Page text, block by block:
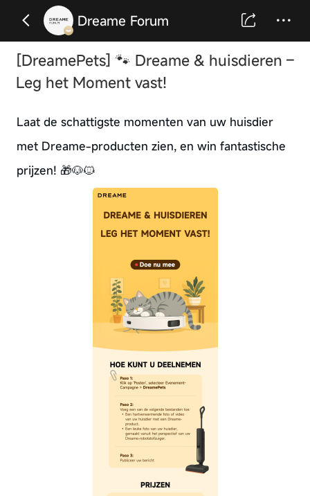
Dreame Forum
[DreamePets] 🐾 Dreame & huisdieren –
Leg het Moment vast!
Laat de schattigste momenten van uw huisdier
met Dreame-producten zien, en win fantastische
prijzen! 🎁🐶🐱